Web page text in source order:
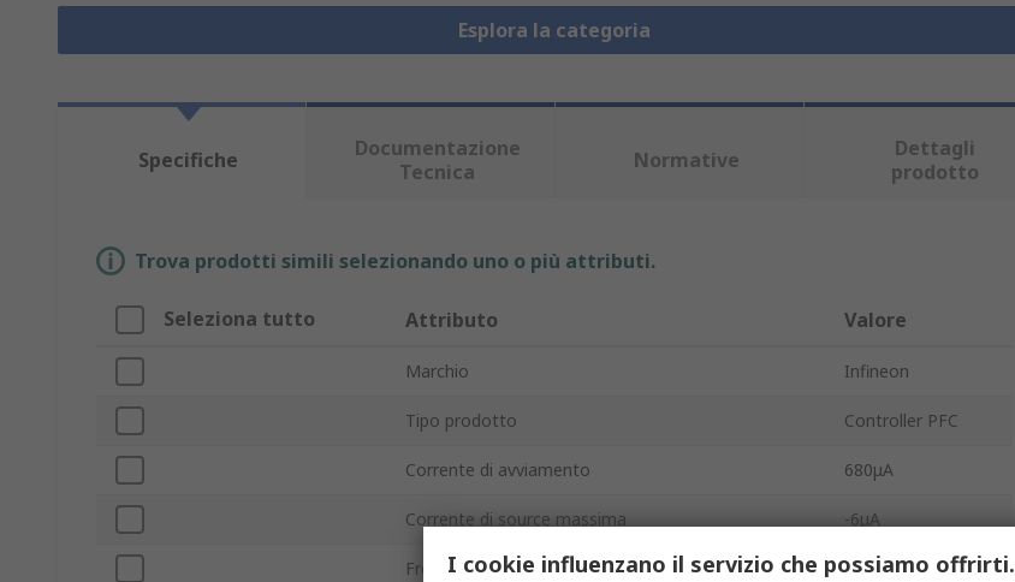
Esplora la categoria
Specifiche
Documentazione
Tecnica
Normative
Dettagli
prodotto
Trova prodotti simili selezionando uno o più attributi.
Seleziona tutto Attributo Valore
Marchio Infineon
Tipo prodotto Controller PFC
Corrente di avviamento 680μA
Corrente di source massima -6μA
Frequenza di commutazione 100kHz
I cookie influenzano il servizio che possiamo offrirti.